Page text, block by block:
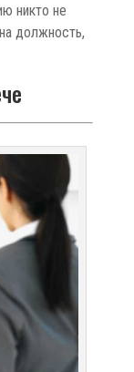
никто не
должность,